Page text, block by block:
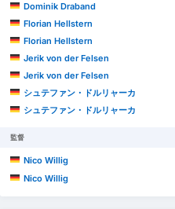
Dominik Draband
Florian Hellstern
Florian Hellstern
Jerik von der Felsen
Jerik von der Felsen
シュテファン・ドルリャーカ
シュテファン・ドルリャーカ
監督
Nico Willig
Nico Willig